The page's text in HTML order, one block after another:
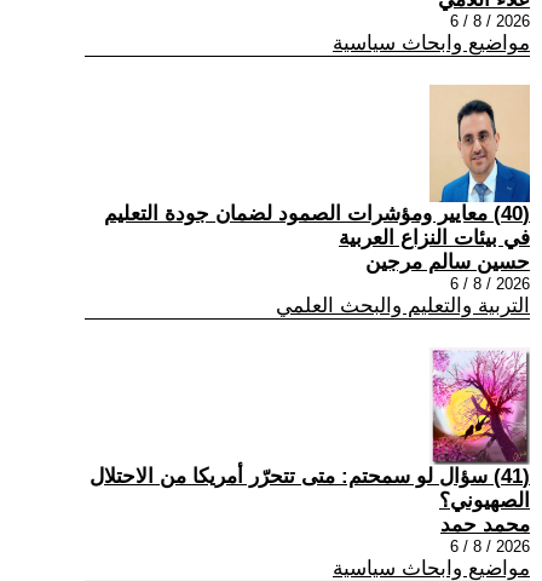
2026 / 8 / 6
مواضيع وابحاث سياسية
(40) معايير ومؤشرات الصمود لضمان جودة التعليم
في بيئات النزاع العربية
حسين سالم مرجين
2026 / 8 / 6
التربية والتعليم والبحث العلمي
(41) سؤال لو سمحتم: متى تتحرّر أمريكا من الاحتلال
الصهيوني؟
محمد حمد
2026 / 8 / 6
مواضيع وابحاث سياسية